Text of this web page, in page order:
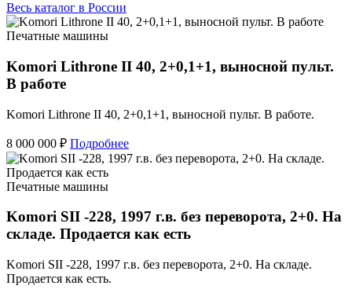
Весь каталог в России
Печатные машины
Komori Lithrone II 40, 2+0,1+1, выносной пульт.
В работе
Komori Lithrone II 40, 2+0,1+1, выносной пульт. В работе.
8 000 000 ₽ Подробнее
Печатные машины
Komori SII -228, 1997 г.в. без переворота, 2+0. На
складе. Продается как есть
Komori SII -228, 1997 г.в. без переворота, 2+0. На складе.
Продается как есть.